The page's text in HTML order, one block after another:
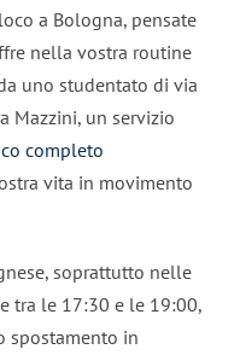
a Bologna, pensate
nella vostra routine
uno studentato di via
Mazzini, un servizio
completo
vita in movimento
soprattutto nelle
tra le 17:30 e le 19:00,
spostamento in